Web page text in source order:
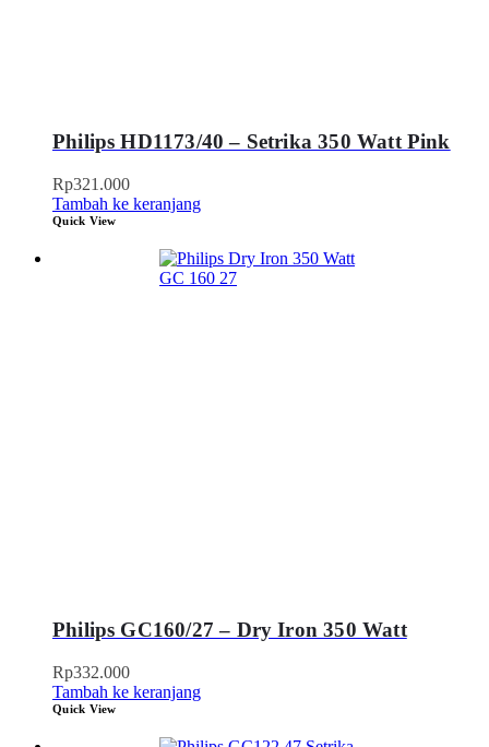
Philips HD1173/40 – Setrika 350 Watt Pink
Rp321.000
Tambah ke keranjang
Quick View
Philips GC160/27 – Dry Iron 350 Watt
Rp332.000
Tambah ke keranjang
Quick View